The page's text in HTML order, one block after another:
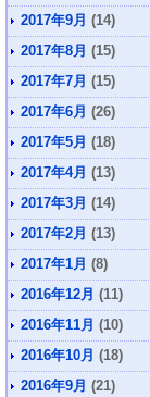
2017年9月 (14)
2017年8月 (15)
2017年7月 (15)
2017年6月 (26)
2017年5月 (18)
2017年4月 (13)
2017年3月 (14)
2017年2月 (13)
2017年1月 (8)
2016年12月 (11)
2016年11月 (10)
2016年10月 (18)
2016年9月 (21)